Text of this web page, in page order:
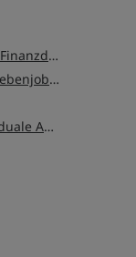
Banken / Versicherungen / Finanzdienstleister (1)
Hilfskräfte, Aushilfs- und Nebenjobs (1)
Weiterbildung / Studium / duale Ausbildung (1)